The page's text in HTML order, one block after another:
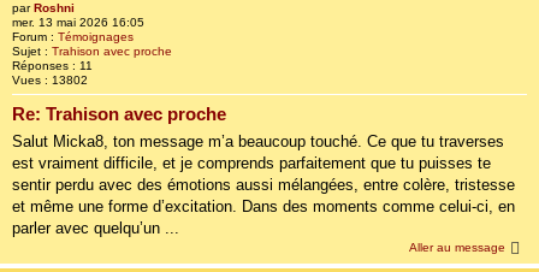
par Roshni
mer. 13 mai 2026 16:05
Forum : Témoignages
Sujet : Trahison avec proche
Réponses : 11
Vues : 13802
Re: Trahison avec proche
Salut Micka8, ton message m’a beaucoup touché. Ce que tu traverses
est vraiment difficile, et je comprends parfaitement que tu puisses te
sentir perdu avec des émotions aussi mélangées, entre colère, tristesse
et même une forme d’excitation. Dans des moments comme celui-ci, en
parler avec quelqu’un ...
Aller au message